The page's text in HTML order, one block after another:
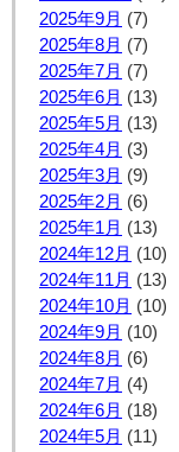
2025年9月 (7)
2025年8月 (7)
2025年7月 (7)
2025年6月 (13)
2025年5月 (13)
2025年4月 (3)
2025年3月 (9)
2025年2月 (6)
2025年1月 (13)
2024年12月 (10)
2024年11月 (13)
2024年10月 (10)
2024年9月 (10)
2024年8月 (6)
2024年7月 (4)
2024年6月 (18)
2024年5月 (11)